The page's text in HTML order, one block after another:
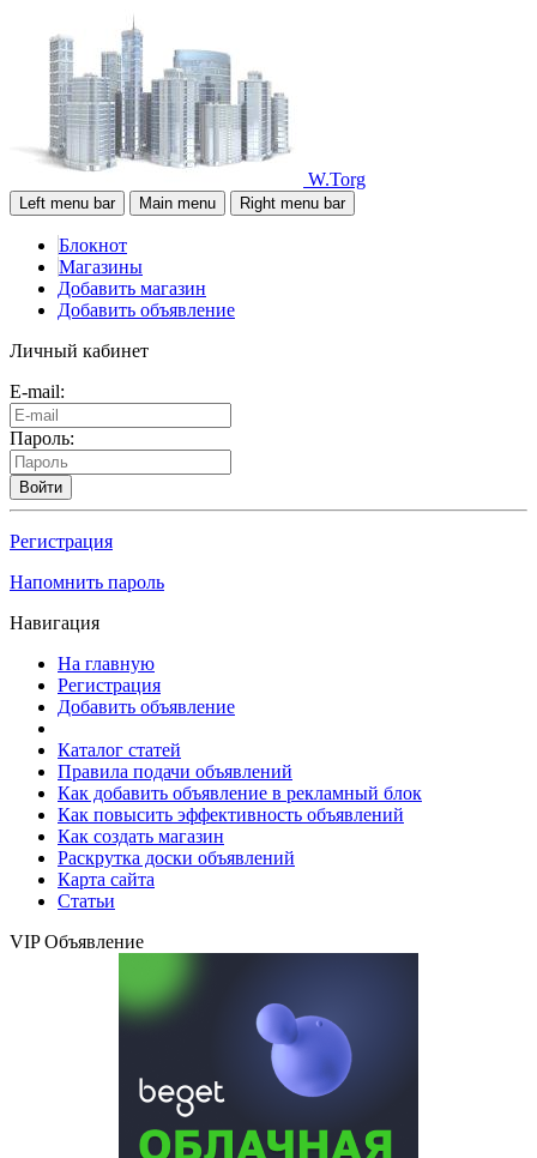
W.Torg
Left menu bar Main menu Right menu bar
Блокнот
Магазины
Добавить магазин
Добавить объявление
Личный кабинет
E-mail:
Пароль:
Войти
Регистрация
Напомнить пароль
Навигация
На главную
Регистрация
Добавить объявление
Каталог статей
Правила подачи объявлений
Как добавить объявление в рекламный блок
Как повысить эффективность объявлений
Как создать магазин
Раскрутка доски объявлений
Карта сайта
Статьи
VIP Объявление